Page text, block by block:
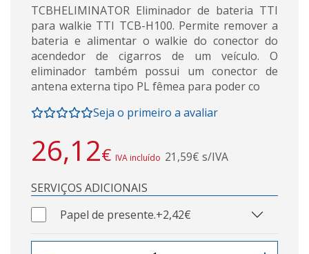
TCBHELIMINATOR Eliminador de bateria TTI
para walkie TTI TCB-H100. Permite remover a
bateria e alimentar o walkie do conector do
acendedor de cigarros de um veículo. O
eliminador também possui um conector de
antena externa tipo PL fêmea para poder co
Seja o primeiro a avaliar
26,12€ IVA incluído 21,59€ s/IVA
SERVIÇOS ADICIONAIS
Papel de presente.+2,42€